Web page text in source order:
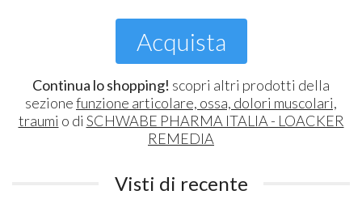
Acquista
Continua lo shopping! scopri altri prodotti della
sezionefunzione articolare, ossa, dolori muscolari,
traumi o di SCHWABE PHARMA ITALIA - LOACKER
REMEDIA
Visti di recente